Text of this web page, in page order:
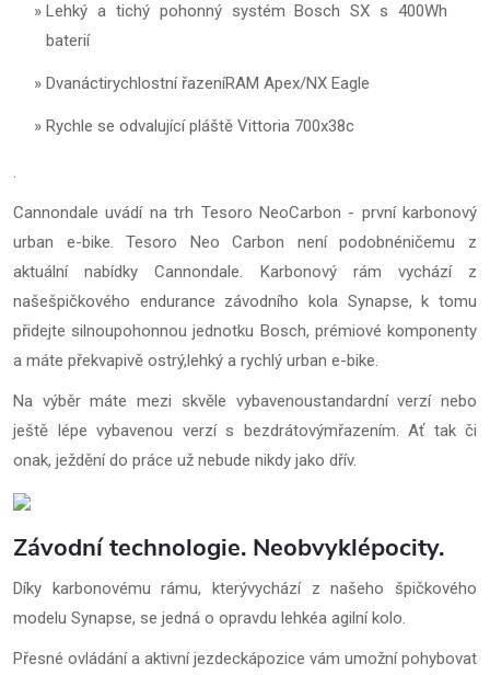
Lehký a tichý pohonný systém Bosch SX s 400Wh
baterií
Dvanáctirychlostní řazeníRAM Apex/NX Eagle
Rychle se odvalující pláště Vittoria 700x38c
.
Cannondale uvádí na trh Tesoro NeoCarbon - první karbonový
urban e-bike. Tesoro Neo Carbon není podobnéničemu z
aktuální nabídky Cannondale. Karbonový rám vychází z
našešpičkového endurance závodního kola Synapse, k tomu
přidejte silnoupohonnou jednotku Bosch, prémiové komponenty
a máte překvapivě ostrý,lehký a rychlý urban e-bike.
Na výběr máte mezi skvěle vybavenoustandardní verzí nebo
ještě lépe vybavenou verzí s bezdrátovýmřazením. Ať tak či
onak, ježdění do práce už nebude nikdy jako dřív.
Závodní technologie. Neobvyklépocity.
Díky karbonovému rámu, kterývychází z našeho špičkového
modelu Synapse, se jedná o opravdu lehkéa agilní kolo.
Přesné ovládání a aktivní jezdeckápozice vám umožní pohybovat